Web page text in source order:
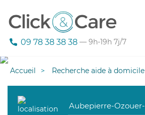
09 78 38 38 38 — 9h-19h 7j/7
Accueil Recherche aide à domicile